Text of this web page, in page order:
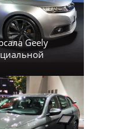
Geely